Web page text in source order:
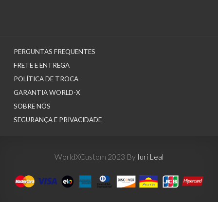
PERGUNTAS FREQUENTES
FRETE E ENTREGA
POLÍTICA DE TROCA
GARANTIA WORLD-X
SOBRE NÓS
SEGURANÇA E PRIVACIDADE
WorldXCustom 2023 By Iuri Leal